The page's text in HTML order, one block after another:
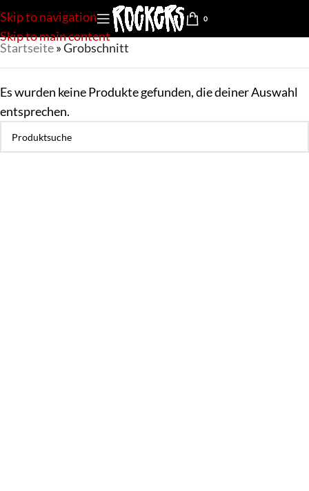
Skip to navigation
Skip to main content
0
Startseite»Grobschnitt
Es wurden keine Produkte gefunden, die deiner Auswahl
entsprechen.